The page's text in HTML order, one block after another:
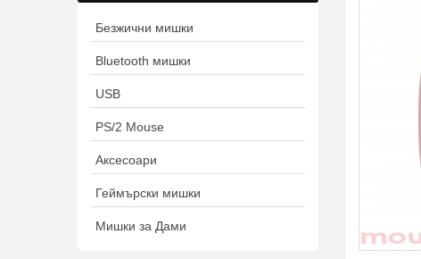
Безжични мишки
Bluetooth мишки
USB
PS/2 Mouse
Аксесоари
Геймърски мишки
Мишки за Дами